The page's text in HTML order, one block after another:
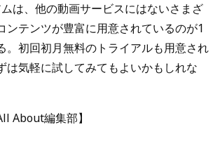
は、他の動画サービスにはないさまざ
ンテンツが豊富に用意されているのが1
。初回初月無料のトライアルも用意され
は気軽に試してみてもよいかもしれな
About編集部】